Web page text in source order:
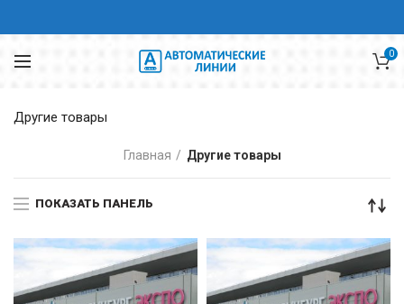
0
Другие товары
Главная Другие товары
ПОКАЗАТЬ ПАНЕЛЬ